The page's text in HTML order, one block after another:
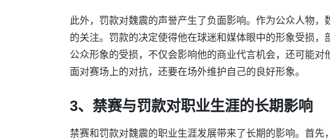
此外，罚款对魏震的声誉产生了负面影响。作为公众人物
的关注。罚款的决定使得他在球迷和媒体眼中的形象受损
公众形象的受损，不仅会影响他的商业代言机会，还可能
面对赛场上的对抗，还要在场外维护自己的良好形象。
3、禁赛与罚款对职业生涯的长期影响
禁赛和罚款对魏震的职业生涯发展带来了长期的影响。首先